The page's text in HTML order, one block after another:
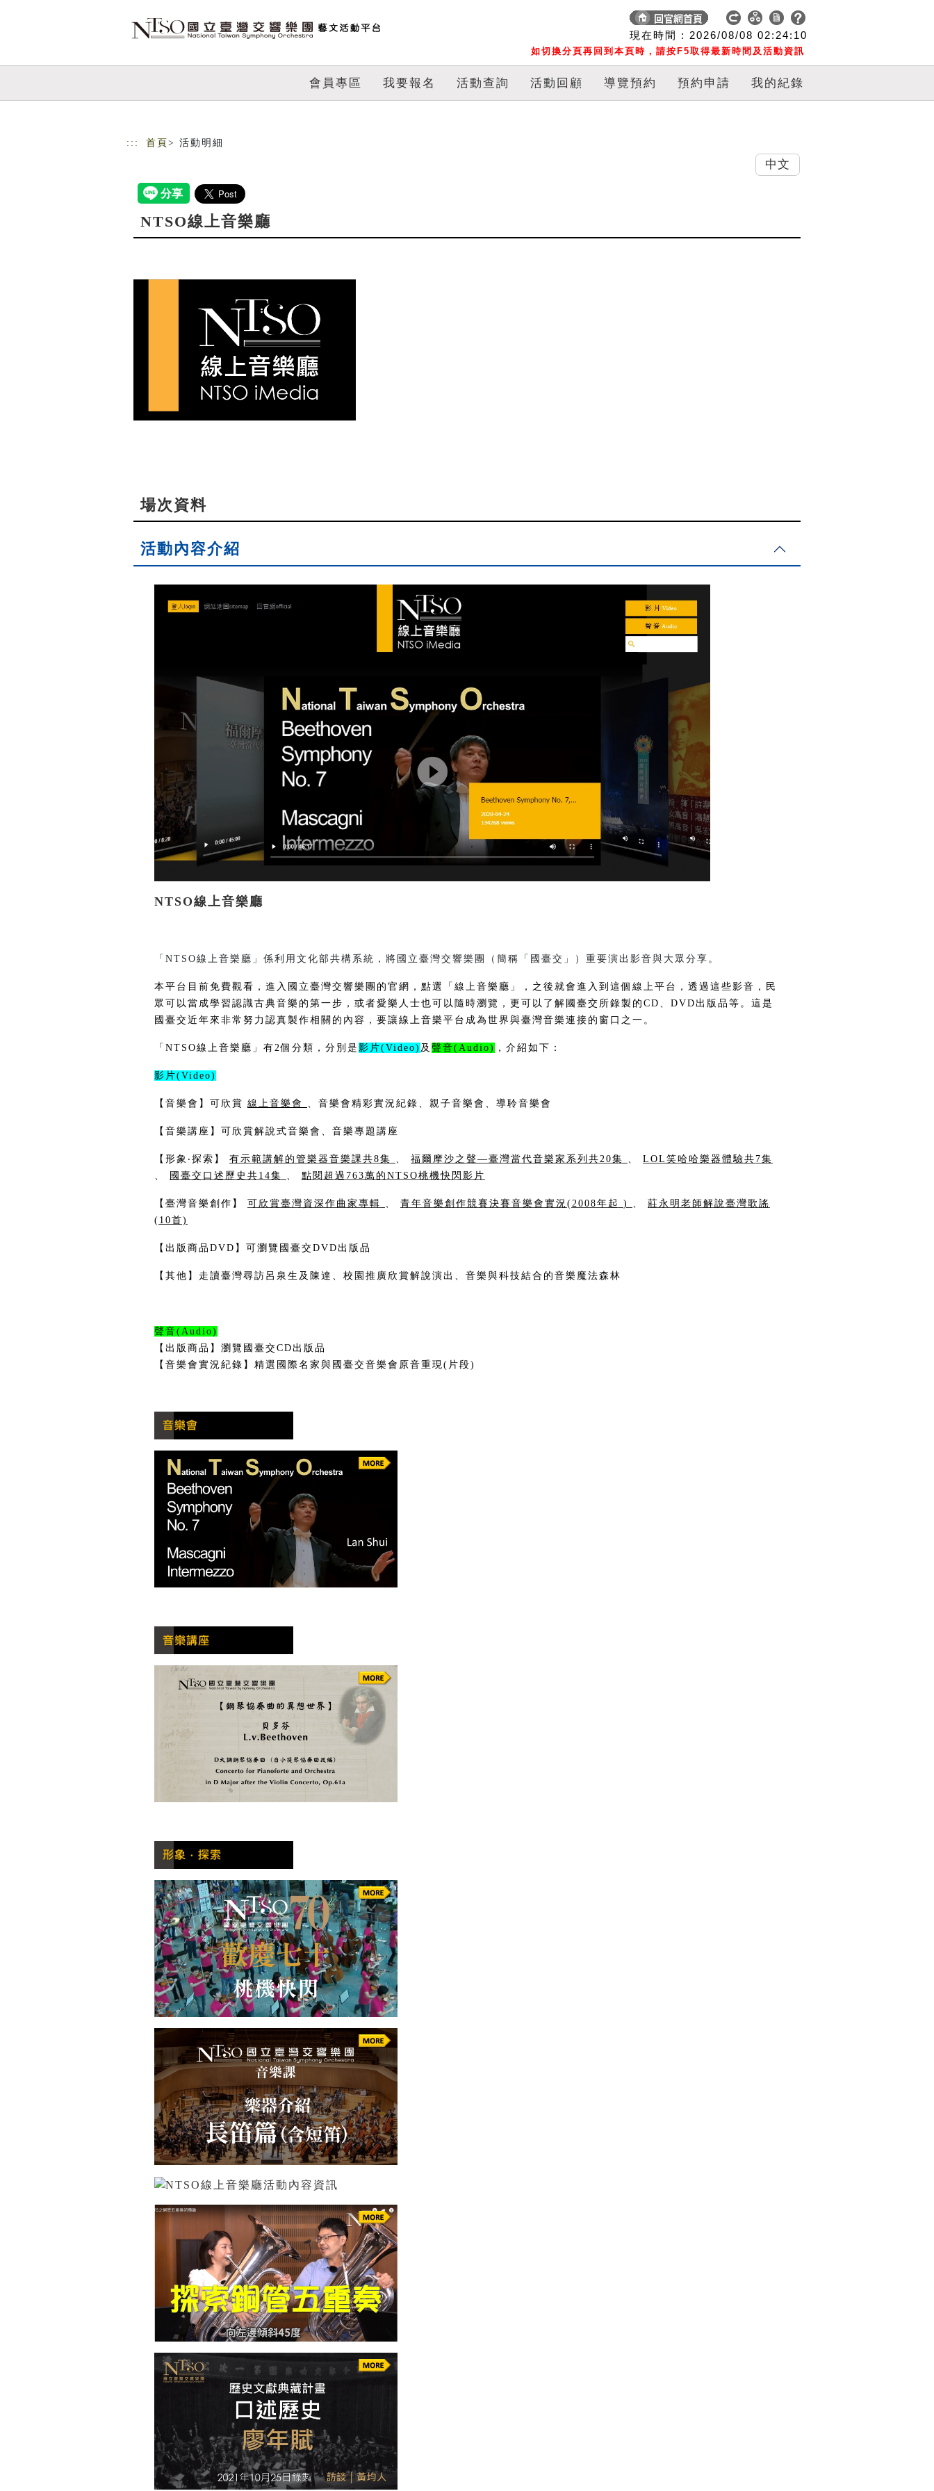
現在時間 : 2026/08/08 02:24:11
如切換分頁再回到本頁時，請按F5取得最新時間及活動資訊
會員專區 我要報名 活動查詢 活動回顧 導覽預約 預約申請 我的紀錄
::: 首頁 > 活動明細
NTSO線上音樂廳
場次資料
活動內容介紹
NTSO線上音樂廳
「NTSO線上音樂廳」係利用文化部共構系統，將國立臺灣交響樂團（簡稱「國臺交」）重要演出影音與大眾分享。
本平台目前免費觀看，進入國立臺灣交響樂團的官網， 點選「線上音樂廳」
，之後就會進入到這個線上平台，透過這些影音，民
眾可以當成學習認識古典音樂的第一步，或者愛樂人士也可以隨時瀏覽，更可以了解國臺交所錄製的CD、DVD出版品等。這是
國臺交近年來非常努力認真製作相關的內容，要讓線上音樂平台成為世界與臺灣音樂連接的窗口之一。
「NTSO線上音樂廳」有2個分類，分別是 影片(Video) 及 聲音(Audio) ，介紹如下：
影片(Video)
【音樂會】可欣賞 線上音樂會 、音樂會精彩實況紀錄、親子音樂會、導聆音樂會
【音樂講座】可欣賞解說式音樂會、音樂專題講座
【形象‧探索】 有示範講解的管樂器音樂課共8集 、 福爾摩沙之聲—臺灣當代音樂家系列共20集 、
LOL笑哈哈樂器體驗共7集
、
國臺交口述歷史共14集 、 點閱超過763萬的NTSO桃機快閃影片
【臺灣音樂創作】 可欣賞臺灣資深作曲家專輯 、 青年音樂創作競賽決賽音樂會實況(2008年起 ) 、
莊永明老師解說臺灣歌謠
(10首)
【出版商品DVD】可瀏覽國臺交DVD出版品
【其他】走讀臺灣尋訪呂泉生及陳達 、校園推廣欣賞解說演出、音樂與科技結合的音樂魔法森林
聲音(Audio)
【出版商品】瀏覽國臺交CD出版品
【音樂會實況紀錄】精選國際名家與國臺交音樂會原音重現(片段)